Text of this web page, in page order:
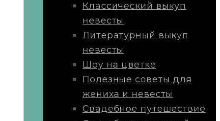
Классический выкуп
невесты
Литературный выкуп
невесты
Шоу на цветке
Полезные советы для
жениха и невесты
Свадебное путешествие